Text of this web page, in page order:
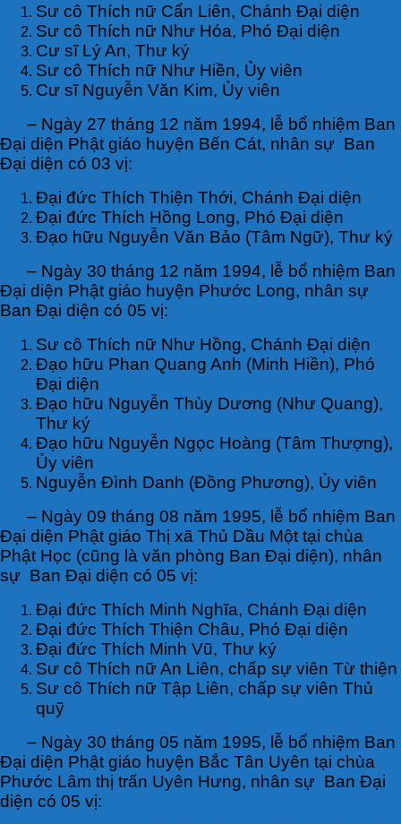
Sư cô Thích nữ Cẩn Liên, Chánh Đại diện
Sư cô Thích nữ Như Hóa, Phó Đại diện
Cư sĩ Lý An, Thư ký
Sư cô Thích nữ Như Hiền, Ủy viên
Cư sĩ Nguyễn Văn Kim, Ủy viên
– Ngày 27 tháng 12 năm 1994, lễ bổ nhiệm Ban
Đại diện Phật giáo huyện Bến Cát, nhân sự Ban
Đại diện có 03 vị:
Đại đức Thích Thiện Thới, Chánh Đại diện
Đại đức Thích Hồng Long, Phó Đại diện
Đạo hữu Nguyễn Văn Bảo (Tâm Ngữ), Thư ký
– Ngày 30 tháng 12 năm 1994, lễ bổ nhiệm Ban
Đại diện Phật giáo huyện Phước Long, nhân sự
Ban Đại diện có 05 vị:
Sư cô Thích nữ Như Hồng, Chánh Đại diện
Đạo hữu Phan Quang Anh (Minh Hiền), Phó
Đại diện
Đạo hữu Nguyễn Thùy Dương (Như Quang),
Thư ký
Đạo hữu Nguyễn Ngọc Hoàng (Tâm Thượng),
Ủy viên
Nguyễn Đình Danh (Đồng Phương), Ủy viên
– Ngày 09 tháng 08 năm 1995, lễ bổ nhiệm Ban
Đại diện Phật giáo Thị xã Thủ Dầu Một tại chùa
Phật Học (cũng là văn phòng Ban Đại diện), nhân
sự Ban Đại diện có 05 vị:
Đại đức Thích Minh Nghĩa, Chánh Đại diện
Đại đức Thích Thiện Châu, Phó Đại diện
Đại đức Thích Minh Vũ, Thư ký
Sư cô Thích nữ An Liên, chấp sự viên Từ thiện
Sư cô Thích nữ Tập Liên, chấp sự viên Thủ
quỹ
– Ngày 30 tháng 05 năm 1995, lễ bổ nhiệm Ban
Đại diện Phật giáo huyện Bắc Tân Uyên tại chùa
Phước Lâm thị trấn Uyên Hưng, nhân sự Ban Đại
diện có 05 vị: